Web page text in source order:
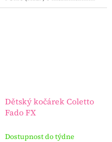
komfortem sezení pro vaše
Dětský kočárek Coletto
Fado FX
Dostupnost do týdne